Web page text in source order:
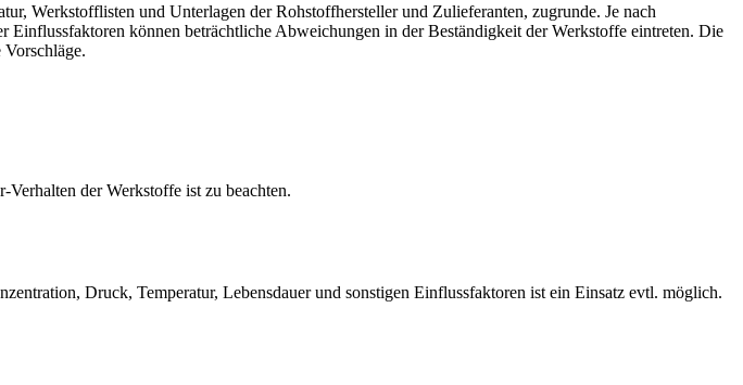
Werkstofflisten und Unterlagen der Rohstoffhersteller und Zulieferanten, zugrunde. Je nach
Einflussfaktoren können beträchtliche Abweichungen in der Beständigkeit der Werkstoffe eintreten. Die
der Werkstoffe ist zu beachten.
Druck, Temperatur, Lebensdauer und sonstigen Einflussfaktoren ist ein Einsatz evtl. möglich.